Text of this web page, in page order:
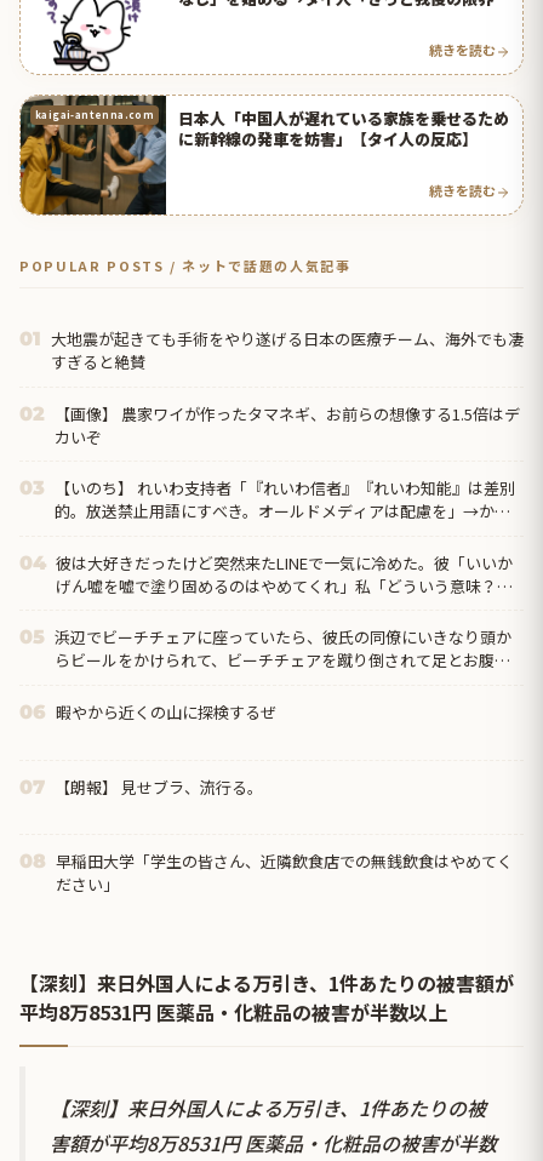
続きを読む
kaigai-antenna.com
日本人「中国人が遅れている家族を乗せるため
に新幹線の発車を妨害」【タイ人の反応】
続きを読む
POPULAR POSTS / ネットで話題の人気記事
01 大地震が起きても手術をやり遂げる日本の医療チーム、海外でも凄
すぎると絶賛
02
【画像】 農家ワイが作ったタマネギ、お前らの想像する1.5倍はデ
カいぞ
03
【いのち】 れいわ支持者「『れいわ信者』『れいわ知能』は差別
的。放送禁止用語にすべき。オールドメディアは配慮を」→かわ
04 彼は大好きだったけど突然来たLINEで一気に冷めた。彼「いいか
げん嘘を嘘で塗り固めるのはやめてくれ」私「どういう意味？」
05 浜辺でビーチチェアに座っていたら、彼氏の同僚にいきなり頭か
らビールをかけられて、ビーチチェアを蹴り倒されて足とお腹を
06 暇やから近くの山に探検するぜ
07 【朗報】 見せブラ、流行る。
08 早稲田大学「学生の皆さん、近隣飲食店での無銭飲食はやめてく
ださい」
【深刻】来日外国人による万引き、1件あたりの被害額が
平均8万8531円 医薬品・化粧品の被害が半数以上
【深刻】来日外国人による万引き、1件あたりの被
害額が平均8万8531円 医薬品・化粧品の被害が半数